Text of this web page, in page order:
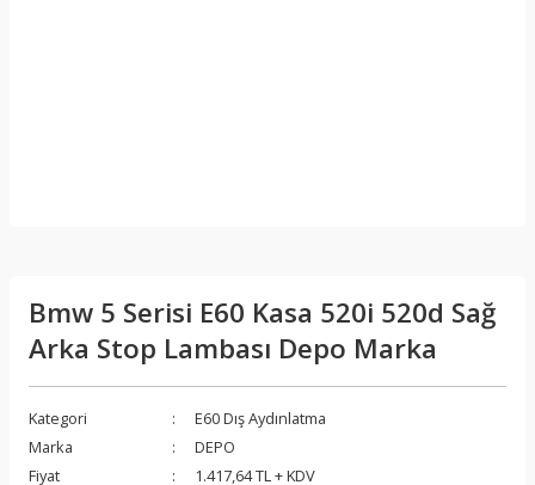
Bmw 5 Serisi E60 Kasa 520i 520d Sağ
Arka Stop Lambası Depo Marka
Kategori
E60 Dış Aydınlatma
Marka
DEPO
Fiyat
1.417,64 TL + KDV